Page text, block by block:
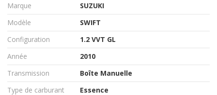
Marque
SUZUKI
Modèle
SWIFT
Configuration
1.2 VVT GL
Année
2010
Transmission
Boîte Manuelle
Type de carburant
Essence